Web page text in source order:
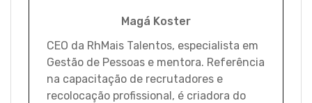
Magá Koster
CEO da RhMais Talentos, especialista em
Gestão de Pessoas e mentora. Referência
na capacitação de recrutadores e
recolocação profissional, é criadora do